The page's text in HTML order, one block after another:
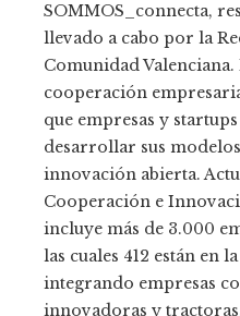
SOMMOS_connecta,
llevado a cabo por la
Comunidad
cooperación
que empresas y
desarrollar sus
innovación abierta.
Cooperación e
incluye más de 3.000
las cuales 412 están en
integrando empresas
innovadoras y